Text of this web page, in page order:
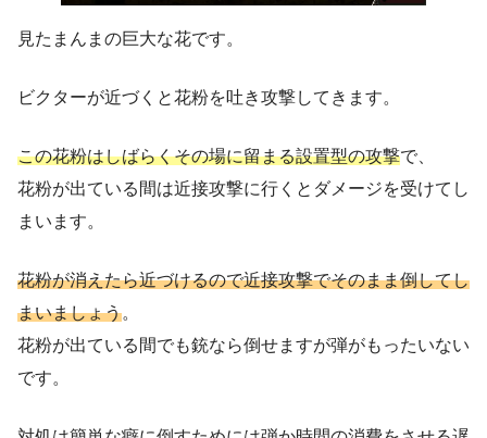
見たまんまの巨大な花です。
ビクターが近づくと花粉を吐き攻撃してきます。
この花粉はしばらくその場に留まる設置型の攻撃で、
花粉が出ている間は近接攻撃に行くとダメージを受けてし
まいます。
花粉が消えたら近づけるので近接攻撃でそのまま倒してし
まいましょう。
花粉が出ている間でも銃なら倒せますが弾がもったいない
です。